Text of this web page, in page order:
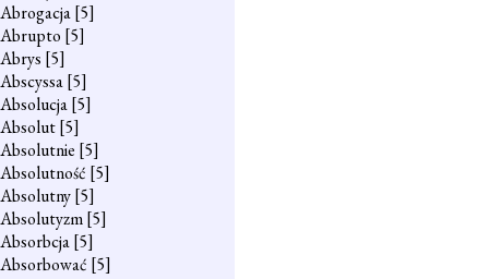
Abrogacja[5]
Abrupto [5]
Abrys [5]
Abscyssa[5]
Absolucja[5]
Absolut[5]
Absolutnie [5]
Absolutność [5]
Absolutny[5]
Absolutyzm[5]
Absorbcja[5]
Absorbować [5]